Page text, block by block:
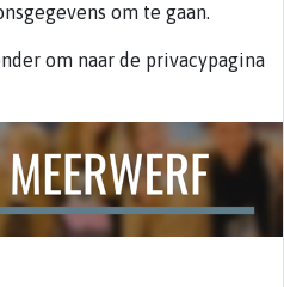
om te gaan.
om naar de privacypagina